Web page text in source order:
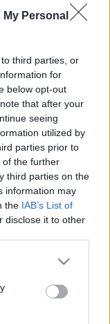
Personal
third parties, or
for
below opt-out
that after your
seeing
utilized by
parties prior to
of the further
third parties on the
information may
the IAB’s List of
disclose it to other
or more Google
You may click to
party tags to
in below Google